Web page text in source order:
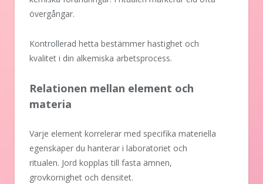
övergångar.
Kontrollerad hetta bestämmer hastighet och
kvalitet i din alkemiska arbetsprocess.
Relationen mellan element och
materia
Varje element korrelerar med specifika materiella
egenskaper du hanterar i laboratoriet och
ritualen. Jord kopplas till fasta ämnen,
grovkornighet och densitet.